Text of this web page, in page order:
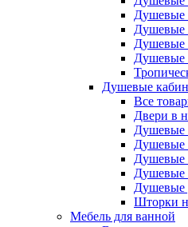
Душевые
Душевые
Душевые
Душевые
Душевые
Все
Двери в
Душевые
Душевые
Душевые
Душевые
Душевые
Шторки
Мебель для ванной